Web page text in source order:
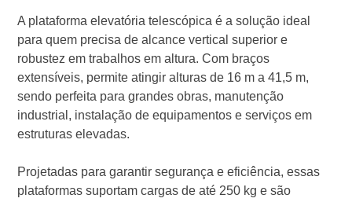
A plataforma elevatória telescópica é a solução ideal
para quem precisa de alcance vertical superior e
robustez em trabalhos em altura. Com braços
extensíveis, permite atingir alturas de 16 m a 41,5 m,
sendo perfeita para grandes obras, manutenção
industrial, instalação de equipamentos e serviços em
estruturas elevadas.
Projetadas para garantir segurança e eficiência, essas
plataformas suportam cargas de até 250 kg e são